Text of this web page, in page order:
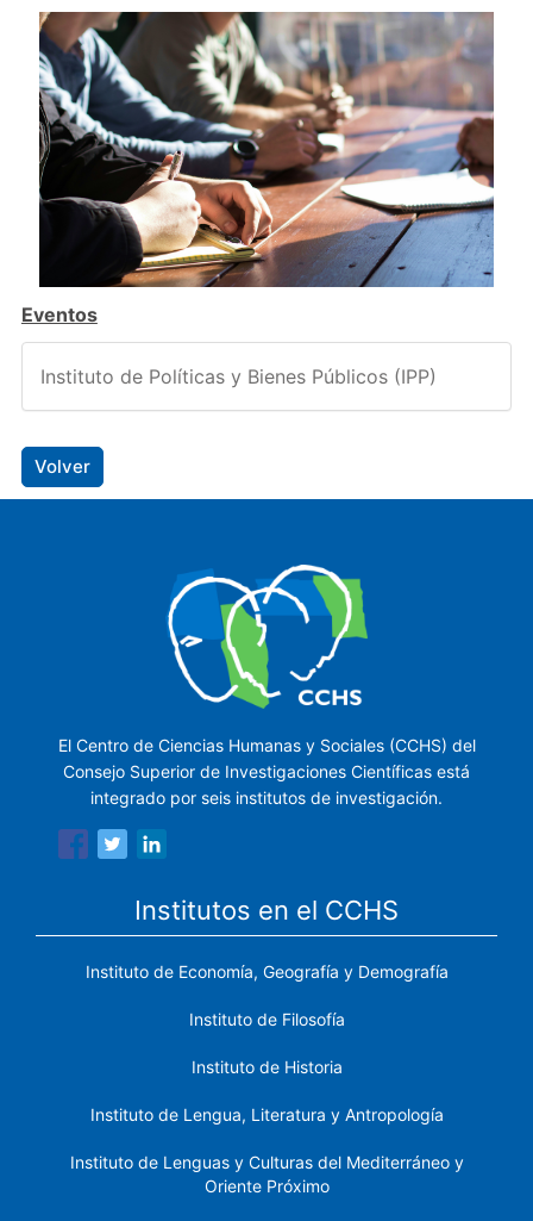
Eventos
Instituto de Políticas y Bienes Públicos (IPP)
Volver
El Centro de Ciencias Humanas y Sociales (CCHS) del
Consejo Superior de Investigaciones Científicas está
integrado por seis institutos de investigación.
Institutos en el CCHS
Instituto de Economía, Geografía y Demografía
Instituto de Filosofía
Instituto de Historia
Instituto de Lengua, Literatura y Antropología
Instituto de Lenguas y Culturas del Mediterráneo y
Oriente Próximo